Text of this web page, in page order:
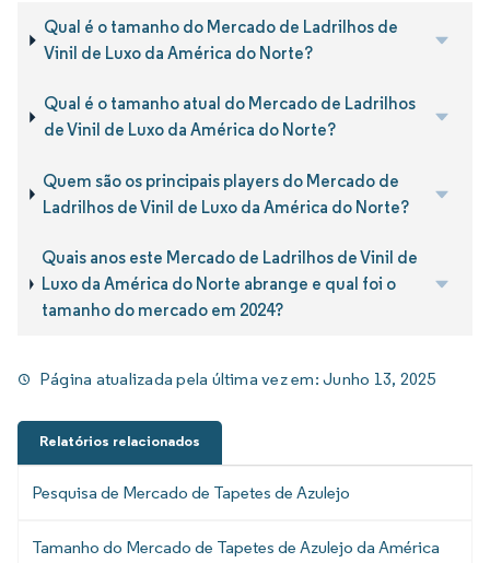
Qual é o tamanho do Mercado de Ladrilhos de
Vinil de Luxo da América do Norte?
Qual é o tamanho atual do Mercado de Ladrilhos
de Vinil de Luxo da América do Norte?
Quem são os principais players do Mercado de
Ladrilhos de Vinil de Luxo da América do Norte?
Quais anos este Mercado de Ladrilhos de Vinil de
Luxo da América do Norte abrange e qual foi o
tamanho do mercado em 2024?
Página atualizada pela última vez em:Junho 13, 2025
Relatórios relacionados
Pesquisa de Mercado de Tapetes de Azulejo
Tamanho do Mercado de Tapetes de Azulejo da América